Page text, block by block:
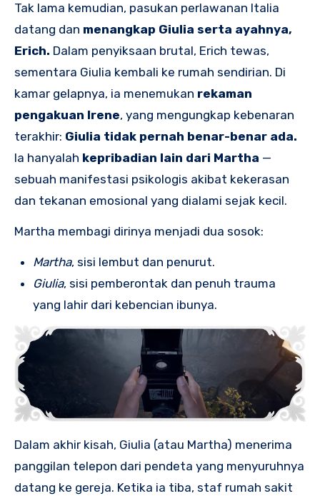
Tak lama kemudian, pasukan perlawanan Italia
datang dan menangkap Giulia serta ayahnya,
Erich. Dalam penyiksaan brutal, Erich tewas,
sementara Giulia kembali ke rumah sendirian. Di
kamar gelapnya, ia menemukan rekaman
pengakuan Irene, yang mengungkap kebenaran
terakhir: Giulia tidak pernah benar-benar ada.
Ia hanyalah kepribadian lain dari Martha —
sebuah manifestasi psikologis akibat kekerasan
dan tekanan emosional yang dialami sejak kecil.
Martha membagi dirinya menjadi dua sosok:
Martha, sisi lembut dan penurut.
Giulia, sisi pemberontak dan penuh trauma
yang lahir dari kebencian ibunya.
Dalam akhir kisah, Giulia (atau Martha) menerima
panggilan telepon dari pendeta yang menyuruhnya
datang ke gereja. Ketika ia tiba, staf rumah sakit